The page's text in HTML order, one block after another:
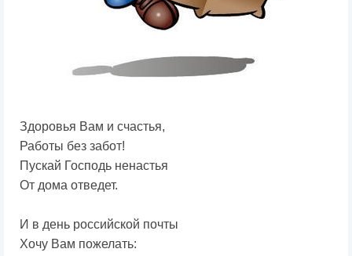
Здоровья Вам и счастья,
Работы без забот!
Пускай Господь ненастья
От дома отведет.
И в день российской почты
Хочу Вам пожелать: